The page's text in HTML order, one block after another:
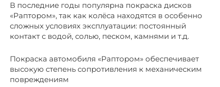
В последние годы популярна покраска дисков
«Раптором», так как колёса находятся в особенно
сложных условиях эксплуатации: постоянный
контакт с водой, солью, песком, камнями и т.д.
Покраска автомобиля «Раптором» обеспечивает
высокую степень сопротивления к механическим
повреждениям